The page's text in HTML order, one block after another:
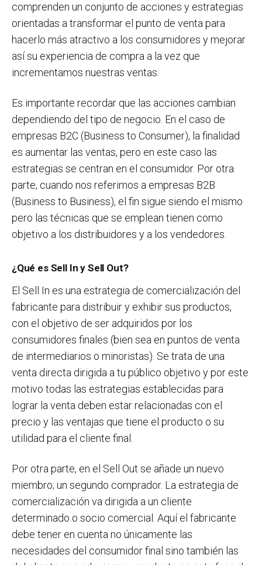
comprenden un conjunto de acciones y estrategias
orientadas a transformar el punto de venta para
hacerlo más atractivo a los consumidores y mejorar
así su experiencia de compra a la vez que
incrementamos nuestras ventas.
Es importante recordar que las acciones cambian
dependiendo del tipo de negocio. En el caso de
empresas B2C (Business to Consumer), la finalidad
es aumentar las ventas, pero en este caso las
estrategias se centran en el consumidor. Por otra
parte, cuando nos referimos a empresas B2B
(Business to Business), el fin sigue siendo el mismo
pero las técnicas que se emplean tienen como
objetivo a los distribuidores y a los vendedores.
¿Qué es Sell In y Sell Out?
El Sell In es una estrategia de comercialización del
fabricante para distribuir y exhibir sus productos,
con el objetivo de ser adquiridos por los
consumidores finales (bien sea en puntos de venta
de intermediarios o minoristas). Se trata de una
venta directa dirigida a tu público objetivo y por este
motivo todas las estrategias establecidas para
lograr la venta deben estar relacionadas con el
precio y las ventajas que tiene el producto o su
utilidad para el cliente final.
Por otra parte, en el Sell Out se añade un nuevo
miembro; un segundo comprador. La estrategia de
comercialización va dirigida a un cliente
determinado o socio comercial. Aquí el fabricante
debe tener en cuenta no únicamente las
necesidades del consumidor final sino también las